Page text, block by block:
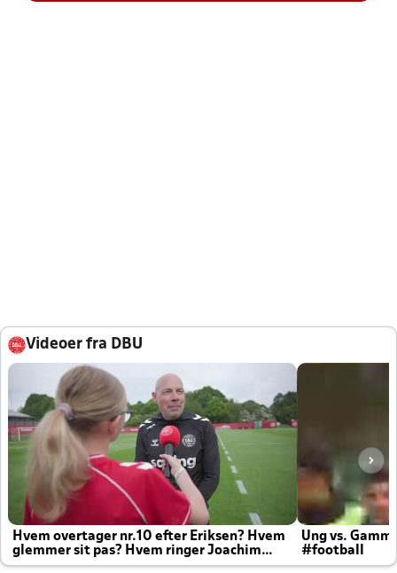
Videoer fra DBU
Hvem overtager nr.10 efter Eriksen? Hvem
glemmer sit pas? Hvem ringer Joachim
altid til efter kampe?
Ung vs.
#football